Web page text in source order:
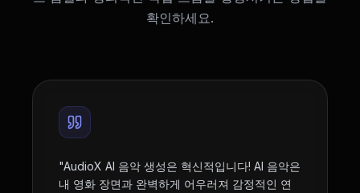
확인하세요.
"AudioX AI 음악 생성은 혁신적입니다! AI 음악은
내 영화 장면과 완벽하게 어우러져 감정적인 연